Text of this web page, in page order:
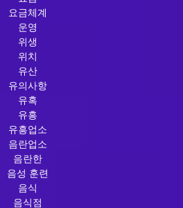
요금체계
운영
위생
위치
유산
유의사항
유혹
유흥
유흥업소
음란업소
음란한
음성 훈련
음식
음식점